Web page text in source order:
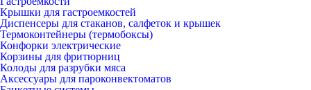
Крышки для гастроемкостей
Диспенсеры для стаканов, салфеток и крышек
Термоконтейнеры (термобоксы)
Конфорки электрические
Корзины для фритюрниц
Колоды для разрубки мяса
Аксессуары для пароконвектоматов